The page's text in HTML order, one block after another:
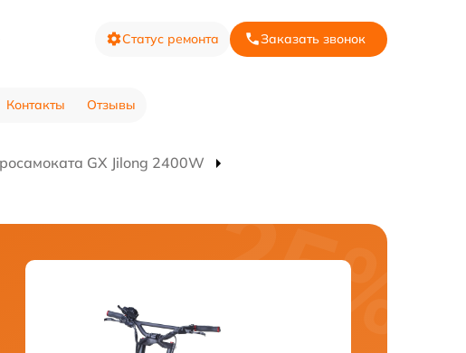
Статус ремонта Заказать звонок
Контакты Отзывы
GX Jilong 2400W